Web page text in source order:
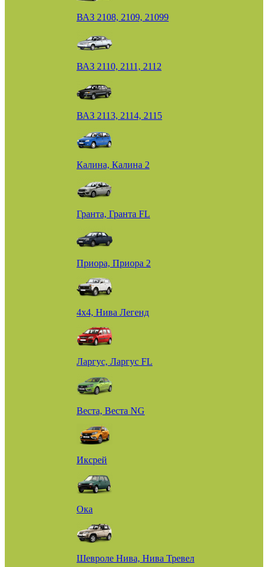
ВАЗ 2108, 2109, 21099
ВАЗ 2110, 2111, 2112
ВАЗ 2113, 2114, 2115
Калина, Калина 2
Гранта, Гранта FL
Приора, Приора 2
4х4, Нива Легенд
Ларгус, Ларгус FL
Веста, Веста NG
Иксрей
Ока
Шевроле Нива, Нива Тревел